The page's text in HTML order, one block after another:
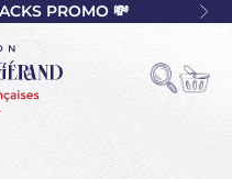
PROMO 💸
Gérand
Ouvrir la
Voir